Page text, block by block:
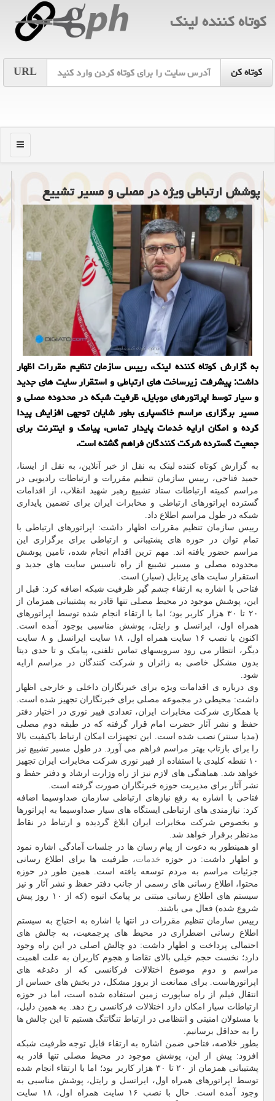
كوتاه كننده لینك
URL
منو
پوشش ارتباطی ویژه در مصلی و مسیر تشییع
به گزارش کوتاه کننده لینک، رییس سازمان تنظیم مقررات اظهار
داشت: پیشرفت زیرساخت های ارتباطی و استقرار سایت های جدید
و سیار توسط اپراتورهای موبایل، ظرفیت شبکه در محدوده مصلی و
مسیر برگزاری مراسم خاکسپاری بطور شایان توجهی افزایش پیدا
کرده و امکان ارایه خدمات پایدار تماس، پیامک و اینترنت برای
جمعیت گسترده شرکت کنندگان فراهم گشته است.
به گزارش کوتاه کننده لینک به نقل از خبر آنلاین، به نقل از ایسنا،
حمید فتاحی، رییس سازمان تنظیم مقررات و ارتباطات رادیویی در
مراسم کمیته ارتباطات ستاد تشییع رهبر شهید انقلاب، از اقدامات
گسترده اپراتورهای ارتباطی و مخابرات ایران برای تضمین پایداری
شبکه در طول مراسم اطلاع داد.
رییس سازمان تنظیم مقررات اظهار داشت: اپراتورهای ارتباطی با
تمام توان در حوزه های پشتیبانی و ارتباطی برای برگزاری این
مراسم حضور یافته اند. مهم ترین اقدام انجام شده، تامین پوشش
محدوده مصلی و مسیر تشییع از راه تاسیس سایت های جدید و
استقرار سایت های پرتابل (سیار) است.
فتاحی با اشاره به ارتقاء چشم گیر ظرفیت شبکه اضافه کرد: قبل از
این، پوشش موجود در محیط مصلی تنها قادر به پشتیبانی همزمان از
۲۰ تا ۳۰ هزار کاربر بود؛ اما با ارتقاء انجام شده توسط اپراتورهای
همراه اول، ایرانسل و رایتل، پوشش مناسبی بوجود آمده است.
اکنون با نصب ۱۶ سایت همراه اول، ۱۸ سایت ایرانسل و ۸ سایت
دیگر، انتظار می رود سرویسهای تماس تلفنی، پیامک و تا حدی دیتا
بدون مشکل خاصی به زائران و شرکت کنندگان در مراسم ارایه
شود.
وی درباره ی اقدامات ویژه برای خبرنگاران داخلی و خارجی اظهار
داشت: محیطی در مجموعه مصلی برای خبرنگاران تجهیز شده است.
با همکاری شرکت مخابرات ایران، تعدادی فیبر نوری در اختیار دفتر
حفظ و نشر آثار حضرت امام قرار گرفته که در طبقه دوم مصلی
(مدیا سنتر) نصب شده است. این تجهیزات امکان ارتباط باکیفیت بالا
را برای بازتاب بهتر مراسم فراهم می آورد. در طول مسیر تشییع نیز
۱۰ نقطه کلیدی با استفاده از فیبر نوری شرکت مخابرات ایران تجهیز
خواهد شد. هماهنگی های لازم نیز از راه وزارت ارشاد و دفتر حفظ و
نشر آثار برای مدیریت حوزه خبرنگاران صورت گرفته است.
فتاحی با اشاره به رفع نیازهای ارتباطی سازمان صداوسیما اضافه
کرد: نیازمندی های ارتباطی ایستگاه های سیار صداوسیما به اپراتورها
و بخصوص شرکت مخابرات ایران ابلاغ گردیده و ارتباط در نقاط
مدنظر برقرار خواهد شد.
او همینطور به دعوت از پیام رسان ها در جلسات آمادگی اشاره نمود
و اظهار داشت: در حوزه خدمات، ظرفیت ها برای اطلاع رسانی
جزئیات مراسم به مردم توسعه یافته است. همین طور در حوزه
محتوا، اطلاع رسانی های رسمی از جانب دفتر حفظ و نشر آثار و نیز
سیستم های اطلاع رسانی مبتنی بر پیامک انبوه (که از ۱۰ روز پیش
شروع شده) فعال می باشند.
رییس سازمان تنظیم مقررات در انتها با اشاره به احتیاج به سیستم
اطلاع رسانی اضطراری در محیط های پرجمعیت، به چالش های
احتمالی پرداخت و اظهار داشت: دو چالش اصلی در این راه وجود
دارد؛ نخست حجم خیلی بالای تقاضا و هجوم کاربران به علت اهمیت
مراسم و دوم موضوع اختلالات فرکانسی که از دغدغه های
اپراتورهاست. برای ممانعت از بروز مشکل، در بخش های حساس از
انتقال فیلم از راه ساپورت زمین استفاده شده است، اما در حوزه
ارتباطات سیار امکان دارد اختلالات فرکانسی رخ دهد. به همین دلیل،
با مسئولان امنیتی و انتظامی در ارتباط تنگاتنگ هستیم تا این چالش ها
را به حداقل برسانیم.
بطور خلاصه، فتاحی ضمن اشاره به ارتقاء قابل توجه ظرفیت شبکه
افزود: پیش از این، پوشش موجود در محیط مصلی تنها قادر به
پشتیبانی همزمان از ۲۰ تا ۳۰ هزار کاربر بود؛ اما با ارتقاء انجام شده
توسط اپراتورهای همراه اول، ایرانسل و رایتل، پوشش مناسبی به
وجود آمده است. حال با نصب ۱۶ سایت همراه اول، ۱۸ سایت